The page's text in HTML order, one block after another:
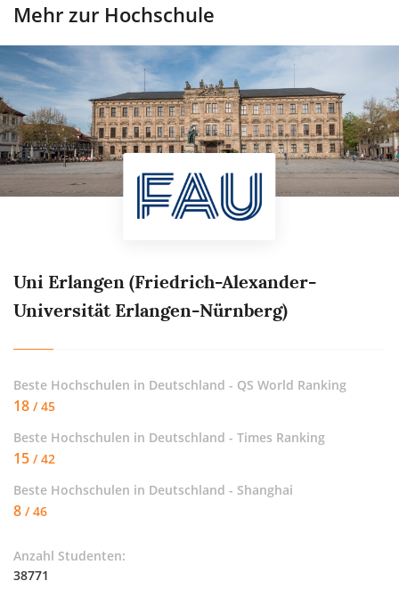
Mehr zur Hochschule
Uni Erlangen (Friedrich-Alexander-
Universität Erlangen-Nürnberg)
Beste Hochschulen in Deutschland - QS World Ranking
18 / 45
Beste Hochschulen in Deutschland - Times Ranking
15 / 42
Beste Hochschulen in Deutschland - Shanghai
8 / 46
Anzahl Studenten:
38771